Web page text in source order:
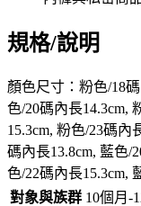
規格/說明
顏色尺寸：粉色/18
色/20碼內長14.3cm,
15.3cm, 粉色/23碼內
碼內長13.8cm, 藍色/
色/22碼內長15.3cm,
對象與族群 10個月-